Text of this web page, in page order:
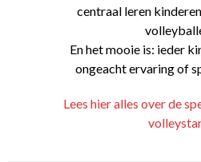
centraal leren
En het mooie is: ieder
ongeacht ervaring of
Lees hier alles over de